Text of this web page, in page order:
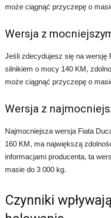
może ciągnąć przyczepę o
Wersja z
Jeśli zdecydujesz się na wersję
silnikiem o mocy 140 KM,
może ciągnąć przyczepę o
Wersja z
Najmocniejsza wersja Fiata
160 KM, ma największą
informacjami producenta, ta
masie do 3 000 kg.
Czynniki